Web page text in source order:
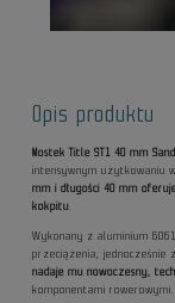
Opis produktu
Mostek Title ST1 40 mm Sand
intensywnym użytkowaniu
mm i długości 40 mm
kokpitu.
Wykonany z aluminium
przeciążenia, jednocześnie
nadaje mu nowoczesny,
komponentami rowerowymi.